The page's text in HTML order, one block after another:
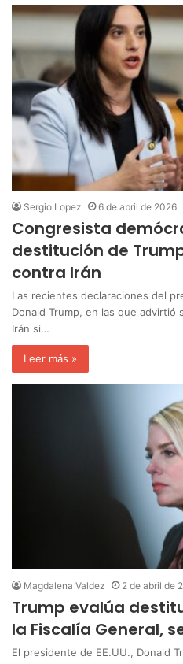
Sergio Lopez 6 de abril de 2026
Congresista
destitución de
contra Irán
Las recientes declaraciones del
Donald Trump, en las que
Irán si…
Leer más »
Magdalena Valdez 2 de abril de
Trump evalúa
la Fiscalía General,
El presidente de EE.UU., Donald